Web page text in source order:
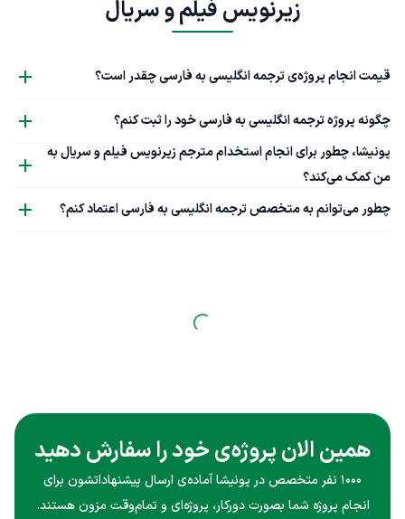
زیرنویس فیلم و سریال
قیمت انجام پروژه‌ی ترجمه انگلیسی به فارسی چقدر است؟
چگونه پروژه ترجمه انگلیسی به فارسی خود را ثبت کنم؟
پونیشا، چطور برای انجام استخدام مترجم زیرنویس فیلم و سریال به
من کمک می‌کند؟
چطور می‌توانم به متخصص ترجمه انگلیسی به فارسی اعتماد کنم؟
همین الان پروژه‌ی خود را سفارش دهید
۱۰۰۰ نفر متخصص در پونیشا آماده‌ی ارسال پیشنهاداتشون برای
انجام پروژه شما بصورت دورکار، پروژه‌ای و تمام‌وقت مزون هستند.